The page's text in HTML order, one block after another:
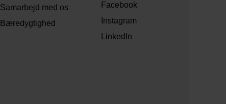
Samarbejd med os
Bæredygtighed
Facebook
Instagram
LinkedIn